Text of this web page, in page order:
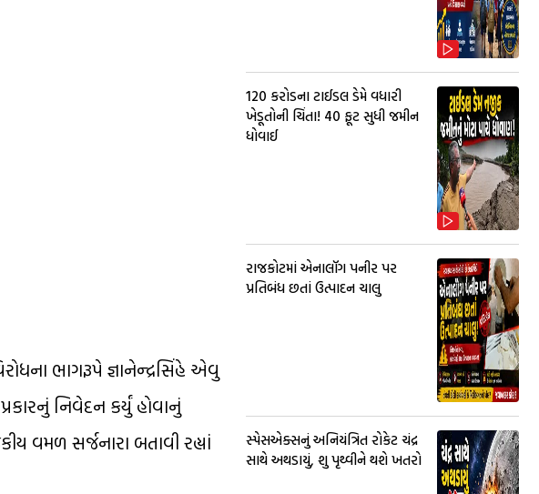
ભાગરૂપે જ્ઞાનેન્દ્રસિંહે એવુ
નિવેદન કર્યું હોવાનું
વમળ સર્જનારા બતાવી રહ્યાં
₹120 કરોડના ટાઈડલ ડેમે વધારી
ખેડૂતોની ચિંતા! 40 ફૂટ સુધી જમીન
ધોવાઈ
રાજકોટમાં એનાલૉગ પનીર પર
પ્રતિબંધ છતાં ઉત્પાદન ચાલુ
સ્પેસએક્સનું અનિયંત્રિત રોકેટ ચંદ્ર
સાથે અથડાયું, શુ પૃથ્વીને થશે ખતરો